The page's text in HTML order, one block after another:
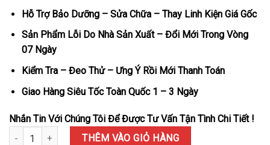
Hỗ Trợ Bảo Dưỡng – Sửa Chữa – Thay Linh Kiện Giá Gốc
Sản Phẩm Lỗi Do Nhà Sản Xuất – Đổi Mới Trong Vòng
07 Ngày
Kiểm Tra – Đeo Thử – Ưng Ý Rồi Mới Thanh Toán
Giao Hàng Siêu Tốc Toàn Quốc 1 – 3 Ngày
Nhắn Tin Với Chúng Tôi Để Được Tư Vấn Tận Tình Chi Tiết !
Đồng Hồ Franck Muller Vanguard V32 Color Dream Màu Trắng
THÊM VÀO GIỎ HÀNG